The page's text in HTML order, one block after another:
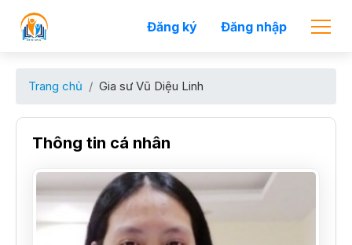
Đăng ký Đăng nhập
Trang chủ Gia sư Vũ Diệu Linh
Thông tin cá nhân